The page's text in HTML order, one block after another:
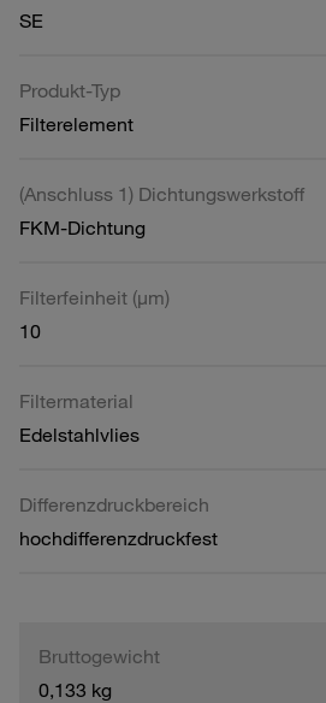
SE
Produkt-Typ
Filterelement
(Anschluss 1) Dichtungswerkstoff
FKM-Dichtung
Filterfeinheit (µm)
10
Filtermaterial
Edelstahlvlies
Differenzdruckbereich
hochdifferenzdruckfest
Bruttogewicht
0,133 kg